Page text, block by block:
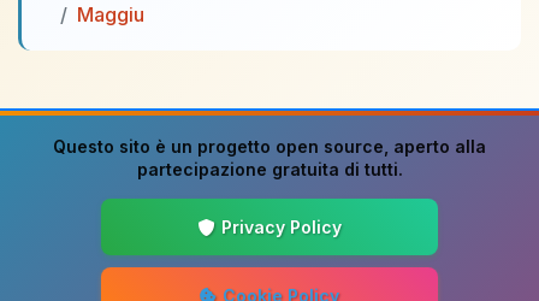
Maggiu
Questo sito è un progetto open source , aperto alla
partecipazione gratuita di tutti.
Privacy Policy
Cookie Policy